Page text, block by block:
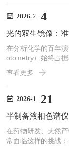
与工业化生产的“桥
级高纯度物质的重
动化控制于一体的
2026-2 4
在分析化学的百年
otometry）始终占据
物定量，到酶动力
高、成本低廉等优
器易受光源波动、
定性。准双光束紫
查看更多
2026-1 21
在药物研发、天然
常面临这样的挑战